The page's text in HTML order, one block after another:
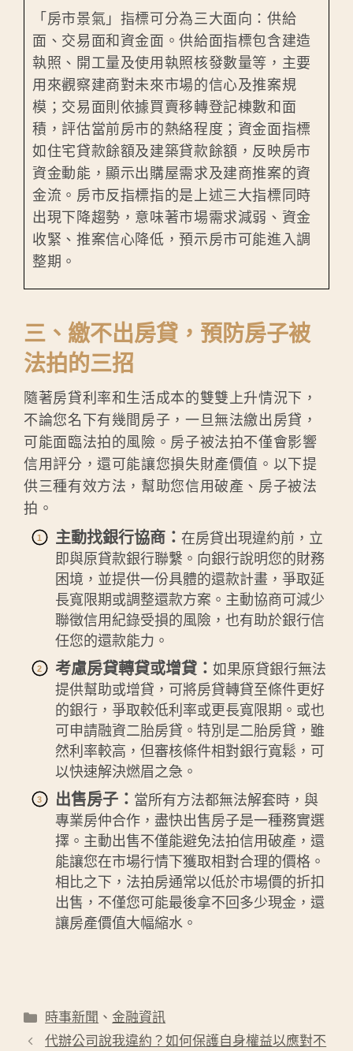
「房市景氣」指標可分為三大面向：供給
面、交易面和資金面。供給面指標包含建造
執照、開工量及使用執照核發數量等，主要
用來觀察建商對未來市場的信心及推案規
模；交易面則依據買賣移轉登記棟數和面
積，評估當前房市的熱絡程度；資金面指標
如住宅貸款餘額及建築貸款餘額，反映房市
資金動能，顯示出購屋需求及建商推案的資
金流。房市反指標指的是上述三大指標同時
出現下降趨勢，意味著市場需求減弱、資金
收緊、推案信心降低，預示房市可能進入調
整期。
三、繳不出房貸，預防房子被
法拍的三招
隨著房貸利率和生活成本的雙雙上升情況下，
不論您名下有幾間房子，一旦無法繳出房貸，
可能面臨法拍的風險。房子被法拍不僅會影響
信用評分，還可能讓您損失財產價值。以下提
供三種有效方法，幫助您信用破產、房子被法
拍。
主動找銀行協商： 在房貸出現違約前，立
即與原貸款銀行聯繫。向銀行說明您的財務
困境，並提供一份具體的還款計畫，爭取延
長寬限期或調整還款方案。主動協商可減少
聯徵信用紀錄受損的風險，也有助於銀行信
任您的還款能力。
考慮房貸轉貸或增貸： 如果原貸銀行無法
提供幫助或增貸，可將房貸轉貸至條件更好
的銀行，爭取較低利率或更長寬限期。或也
可申請融資二胎房貸。特別是二胎房貸，雖
然利率較高，但審核條件相對銀行寬鬆，可
以快速解決燃眉之急。
出售房子： 當所有方法都無法解套時，與
專業房仲合作，盡快出售房子是一種務實選
擇。主動出售不僅能避免法拍信用破產，還
能讓您在市場行情下獲取相對合理的價格。
相比之下，法拍房通常以低於市場價的折扣
出售，不僅您可能最後拿不回多少現金，還
讓房產價值大幅縮水。
分
類
時事新聞 、金融資訊
代辦公司說我違約？如何保護自身權益以應對不